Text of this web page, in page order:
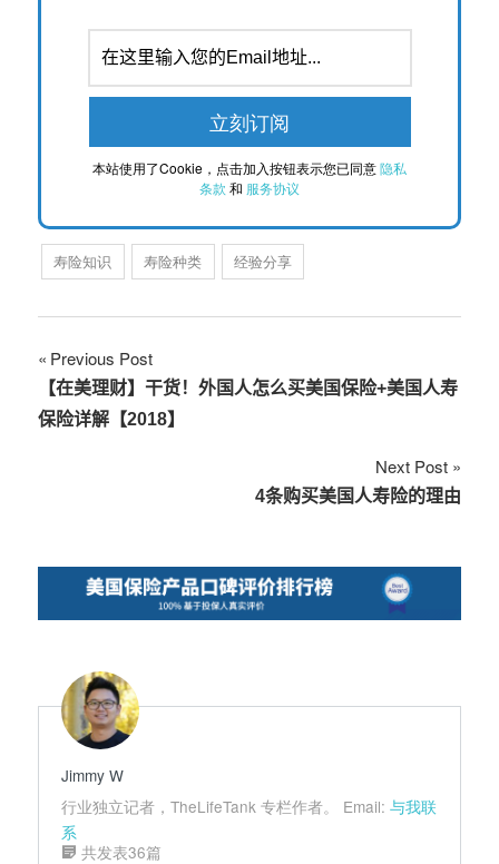
本站使用了Cookie，点击加入按钮表示您已同意隐私
条款 和 服务协议
寿险知识 寿险种类 经验分享
文
章
Previous Post
【在美理财】干货！外国人怎么买美国保险+美国人寿
保险详解【2018】
Next Post
4条购买美国人寿险的理由
Jimmy W
行业独立记者，TheLifeTank 专栏作者。 Email: 与我联
系
共发表36篇